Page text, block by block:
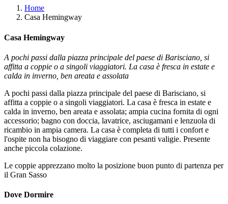
Home
Casa Hemingway
Casa Hemingway
A pochi passi dalla piazza principale del paese di Barisciano, si
affitta a coppie o a singoli viaggiatori. La casa è fresca in estate e
calda in inverno, ben areata e assolata
A pochi passi dalla piazza principale del paese di Barisciano, si
affitta a coppie o a singoli viaggiatori. La casa è fresca in estate e
calda in inverno, ben areata e assolata; ampia cucina fornita di ogni
accessorio; bagno con doccia, lavatrice, asciugamani e lenzuola di
ricambio in ampia camera. La casa è completa di tutti i confort e
l'ospite non ha bisogno di viaggiare con pesanti valigie. Presente
anche piccola colazione.
Le coppie apprezzano molto la posizione buon punto di partenza per
il Gran Sasso
Dove Dormire